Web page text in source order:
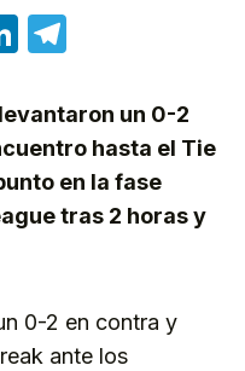
LinkedIn
un 0-2
hasta el Tie
en la fase
tras 2 horas y
0-2 en contra y
ante los